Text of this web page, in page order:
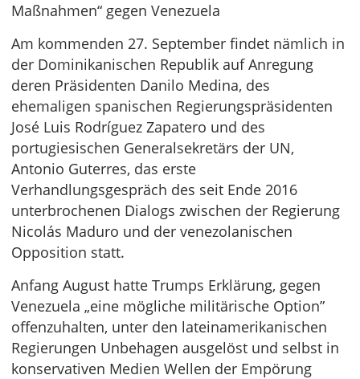
Maßnahmen“ gegen Venezuela
Am kommenden 27. September findet nämlich in
der Dominikanischen Republik auf Anregung
deren Präsidenten Danilo Medina, des
ehemaligen spanischen Regierungspräsidenten
José Luis Rodríguez Zapatero und des
portugiesischen Generalsekretärs der UN,
Antonio Guterres, das erste
Verhandlungsgespräch des seit Ende 2016
unterbrochenen Dialogs zwischen der Regierung
Nicolás Maduro und der venezolanischen
Opposition statt.
Anfang August hatte Trumps Erklärung, gegen
Venezuela „eine mögliche militärische Option”
offenzuhalten, unter den lateinamerikanischen
Regierungen Unbehagen ausgelöst und selbst in
konservativen Medien Wellen der Empörung